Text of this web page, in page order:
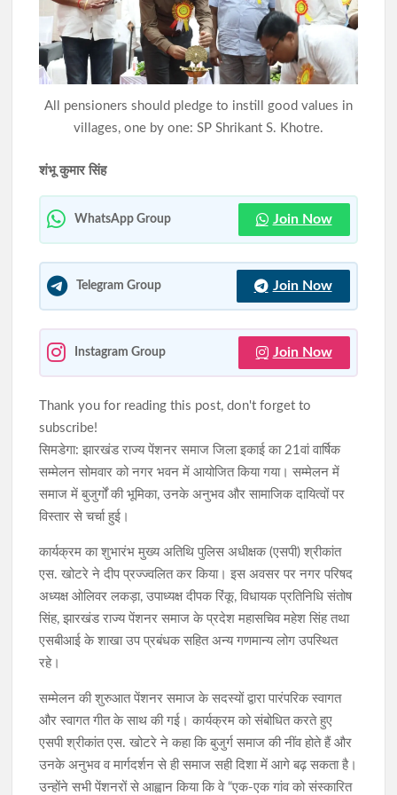
असम बाढ़ पीड़ितों के लिए झारखंड का बड़ा सहयोग, हेमंत सोरेन ने राहत कोष
में दिए 3 करोड़ रुपये
All pensioners should pledge to instill good values in
villages, one by one: SP Shrikant S. Khotre.
शंभू कुमार सिंह
WhatsApp Group Join Now
Telegram Group Join Now
Instagram Group Join Now
Thank you for reading this post, don't forget to
subscribe!
सिमडेगा: झारखंड राज्य पेंशनर समाज जिला इकाई का 21वां वार्षिक
सम्मेलन सोमवार को नगर भवन में आयोजित किया गया। सम्मेलन में
समाज में बुजुर्गों की भूमिका, उनके अनुभव और सामाजिक दायित्वों पर
विस्तार से चर्चा हुई।
कार्यक्रम का शुभारंभ मुख्य अतिथि पुलिस अधीक्षक (एसपी) श्रीकांत
एस. खोटरे ने दीप प्रज्ज्वलित कर किया। इस अवसर पर नगर परिषद
अध्यक्ष ओलिवर लकड़ा, उपाध्यक्ष दीपक रिंकू, विधायक प्रतिनिधि संतोष
सिंह, झारखंड राज्य पेंशनर समाज के प्रदेश महासचिव महेश सिंह तथा
एसबीआई के शाखा उप प्रबंधक सहित अन्य गणमान्य लोग उपस्थित
रहे।
सम्मेलन की शुरुआत पेंशनर समाज के सदस्यों द्वारा पारंपरिक स्वागत
और स्वागत गीत के साथ की गई। कार्यक्रम को संबोधित करते हुए
एसपी श्रीकांत एस. खोटरे ने कहा कि बुजुर्ग समाज की नींव होते हैं और
उनके अनुभव व मार्गदर्शन से ही समाज सही दिशा में आगे बढ़ सकता है।
उन्होंने सभी पेंशनरों से आह्वान किया कि वे “एक-एक गांव को संस्कारित